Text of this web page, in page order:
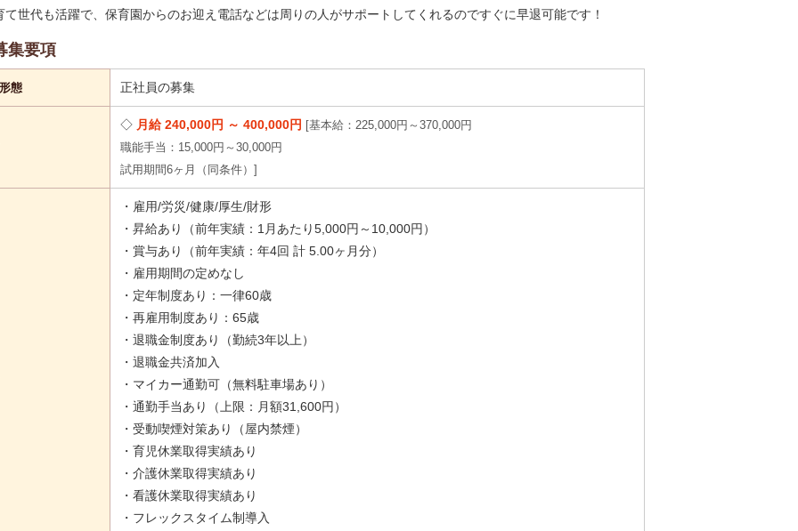
て世代も活躍で、保育園からのお迎え電話などは周りの人がサポートしてくれるのですぐに早退可能です！
集要項
態 正社員の募集
月給 240,000円 ～ 400,000円
基本給：225,000円～370,000円
職能手当：15,000円～30,000円
試用期間6ヶ月（同条件）
・雇用/労災/健康/厚生/財形
・昇給あり（前年実績：1月あたり5,000円～10,000円）
・賞与あり（前年実績：年4回 計 5.00ヶ月分）
・雇用期間の定めなし
・定年制度あり：一律60歳
・再雇用制度あり：65歳
・退職金制度あり（勤続3年以上）
・退職金共済加入
・マイカー通勤可（無料駐車場あり）
・通勤手当あり（上限：月額31,600円）
・受動喫煙対策あり（屋内禁煙）
・育児休業取得実績あり
・介護休業取得実績あり
・看護休業取得実績あり
・フレックスタイム制導入